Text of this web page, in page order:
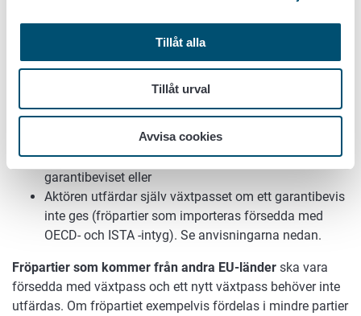
Tillåt alla
Tillåt urval
Avvisa cookies
av stråsäd, vall- och foderväxter,
olje- och spånadsväxter samt
grönsaksväxter och utsädespotatis
Myndigheten utfärdar växtpasset i samband med
garantibeviset eller
Aktören utfärdar själv växtpasset om ett garantibevis
inte ges (fröpartier som importeras försedda med
OECD- och ISTA -intyg). Se anvisningarna nedan.
Fröpartier som kommer från andra EU-länder ska vara
försedda med växtpass och ett nytt växtpass behöver inte
utfärdas. Om fröpartiet exempelvis fördelas i mindre partier